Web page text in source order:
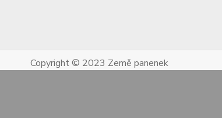
Copyright © 2023 Země panenek